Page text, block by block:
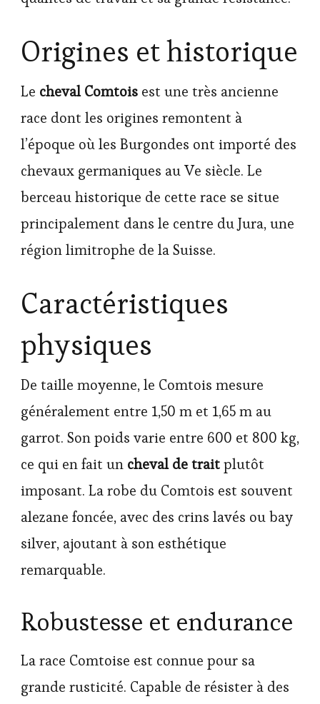
Origines et historique
Le cheval Comtois est une très ancienne
race dont les origines remontent à
l’époque où les Burgondes ont importé des
chevaux germaniques au Ve siècle. Le
berceau historique de cette race se situe
principalement dans le centre du Jura, une
région limitrophe de la Suisse.
Caractéristiques
physiques
De taille moyenne, le Comtois mesure
généralement entre 1,50 m et 1,65 m au
garrot. Son poids varie entre 600 et 800 kg,
ce qui en fait un cheval de traitplutôt
imposant. La robe du Comtois est souvent
alezane foncée, avec des crins lavés ou bay
silver, ajoutant à son esthétique
remarquable.
Robustesse et endurance
La race Comtoise est connue pour sa
grande rusticité. Capable de résister à des